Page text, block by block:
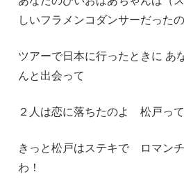
しいフラメンコダンサーだったの
ツアーで日本に行ったときに あ
んと出会って
２人は恋に落ちたのよ 松戸っ
きっと松戸はステキで ロマン
わ！